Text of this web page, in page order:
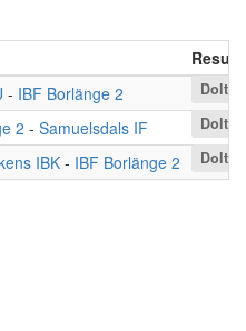
- IBF Borlänge 2 Dolt
2 - Samuelsdals IF Dolt
IBK- IBF Borlänge 2 Dolt